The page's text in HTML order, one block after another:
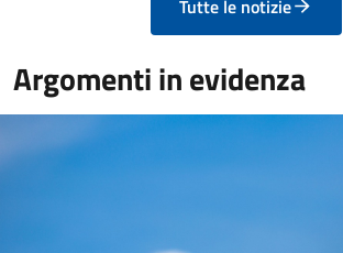
Tutte le notizie
Argomenti in evidenza